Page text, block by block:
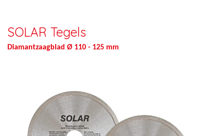
SOLAR Tegels
Diamantzaagblad Ø 110 - 125 mm